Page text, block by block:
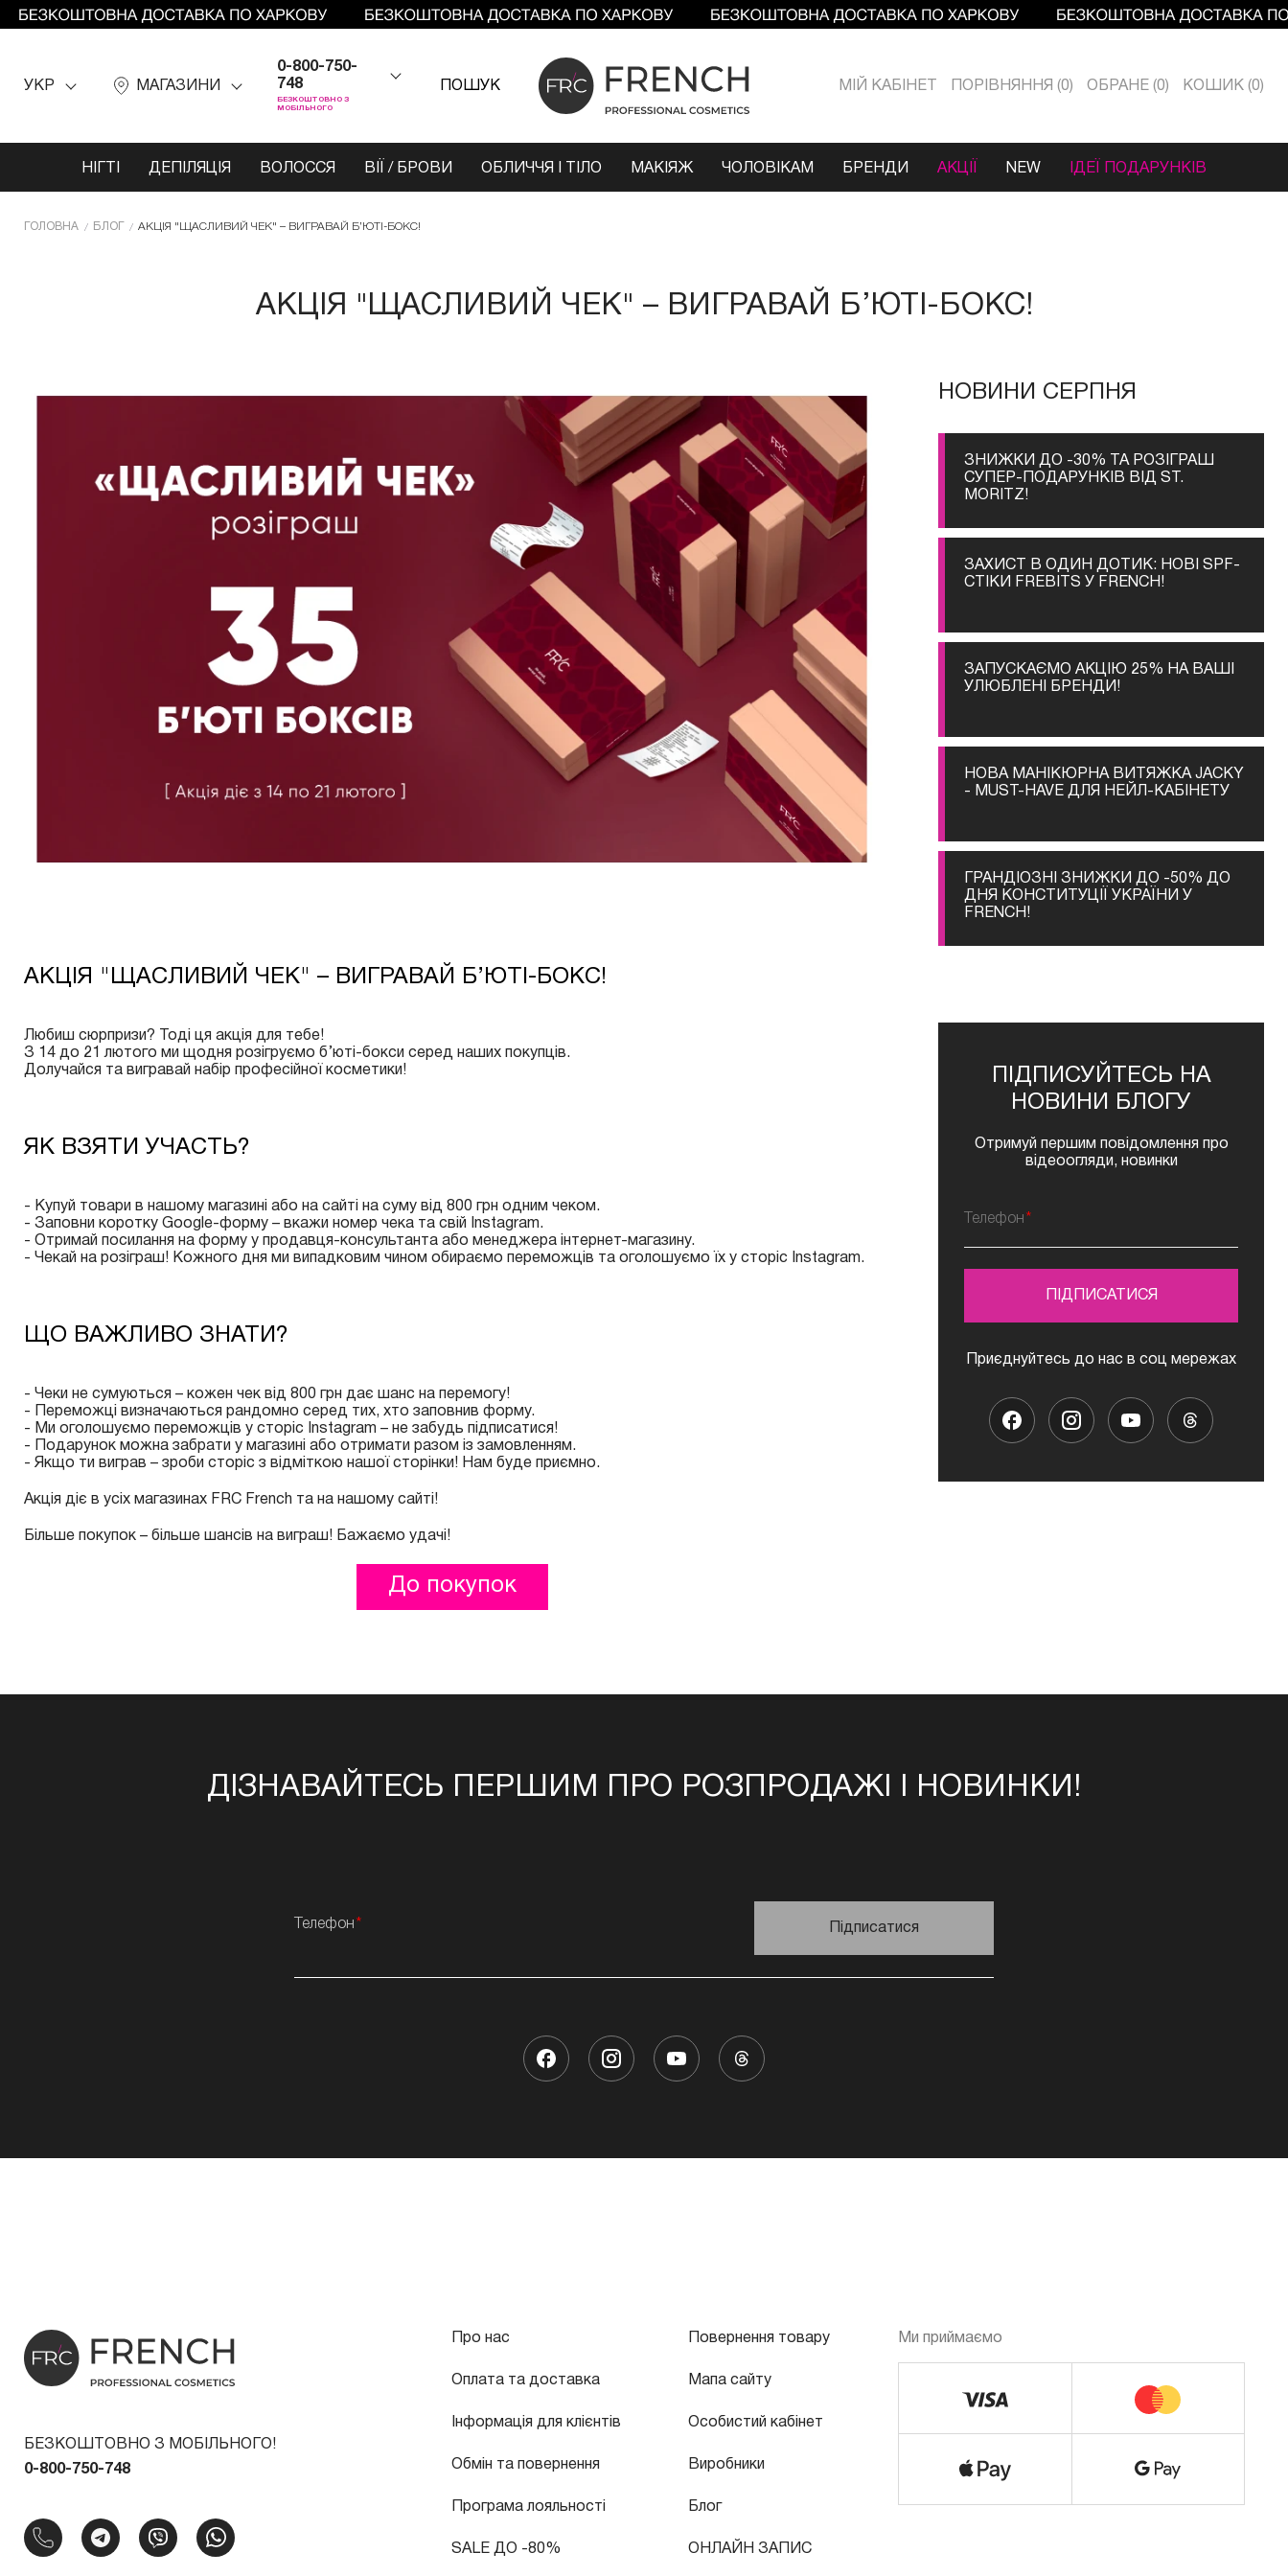
УКР МАГАЗИНИ
0-800-750-
748
БЕЗКОШТОВНО З
МОБІЛЬНОГО
ПОШУК МIЙ КАБIНЕТ ПОРІВНЯННЯ 0 ОБРАНЕ 0 КОШИК 0
НІГТІ ДЕПІЛЯЦІЯ ВОЛОССЯ ВІЇ / БРОВИ ОБЛИЧЧЯ І ТІЛО МАКІЯЖ ЧОЛОВІКАМ БРЕНДИ АКЦІЇ NEW ІДЕЇ ПОДАРУНКІВ
ГОЛОВНА БЛОГ АКЦІЯ "ЩАСЛИВИЙ ЧЕК" – ВИГРАВАЙ Б’ЮТІ-БОКС!
АКЦІЯ "ЩАСЛИВИЙ ЧЕК" – ВИГРАВАЙ Б’ЮТІ-БОКС!
АКЦІЯ "ЩАСЛИВИЙ ЧЕК" – ВИГРАВАЙ Б’ЮТІ-БОКС!
Любиш сюрпризи? Тоді ця акція для тебе!
З 14 до 21 лютого ми щодня розігруємо б’юті-бокси серед наших покупців.
Долучайся та вигравай набір професійної косметики!
ЯК ВЗЯТИ УЧАСТЬ?
- Купуй товари в нашому магазині або на сайті на суму від 800 грн одним чеком.
- Заповни коротку Google-форму – вкажи номер чека та свій Instagram.
- Отримай посилання на форму у продавця-консультанта або менеджера інтернет-магазину.
- Чекай на розіграш! Кожного дня ми випадковим чином обираємо переможців та оголошуємо їх у сторіс Instagram.
ЩО ВАЖЛИВО ЗНАТИ?
- Чеки не сумуються – кожен чек від 800 грн дає шанс на перемогу!
- Переможці визначаються рандомно серед тих, хто заповнив форму.
- Ми оголошуємо переможців у сторіс Instagram – не забудь підписатися!
- Подарунок можна забрати у магазині або отримати разом із замовленням.
- Якщо ти виграв – зроби сторіс з відміткою нашої сторінки! Нам буде приємно.
Акція діє в усіх магазинах FRC French та на нашому сайті!
Більше покупок – більше шансів на виграш! Бажаємо удачі!
До покупок
НОВИНИ СЕРПНЯ
ЗНИЖКИ ДО -30% ТА РОЗІГРАШ
СУПЕР-ПОДАРУНКІВ ВІД ST.
MORITZ!
ЗАХИСТ В ОДИН ДОТИК: НОВІ SPF-
СТІКИ FREBITS У FRENCH!
ЗАПУСКАЄМО АКЦІЮ 25% НА ВАШІ
УЛЮБЛЕНІ БРЕНДИ!
НОВА МАНІКЮРНА ВИТЯЖКА JACKY
- MUST-HAVE ДЛЯ НЕЙЛ-КАБІНЕТУ
ГРАНДІОЗНІ ЗНИЖКИ ДО -50% ДО
ДНЯ КОНСТИТУЦІЇ УКРАЇНИ У
FRENCH!
ПІДПИСУЙТЕСЬ НА
НОВИНИ БЛОГУ
Отримуй першим повідомлення про
відеоогляди, новинки
Телефон
ПІДПИСАТИСЯ
Приєднуйтесь до нас в соц мережах
ДІЗНАВАЙТЕСЬ ПЕРШИМ ПРО РОЗПРОДАЖІ І НОВИНКИ!
Телефон Підписатися
БЕЗКОШТОВНО З МОБІЛЬНОГО!
0-800-750-748
Про нас
Оплата та доставка
Інформація для клієнтів
Обмін та повернення
Програма лояльності
SALE ДО -80%
Повернення товару
Мапа сайту
Особистий кабінет
Виробники
Блог
ОНЛАЙН ЗАПИС
Ми приймаємо